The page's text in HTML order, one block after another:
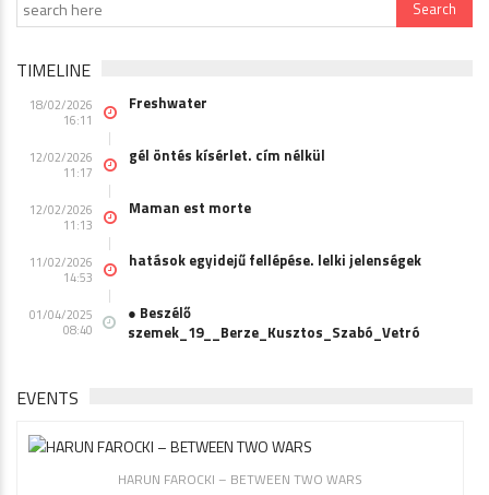
TIMELINE
18/02/2026
16:11
Freshwater
12/02/2026
11:17
gél öntés kísérlet. cím nélkül
12/02/2026
11:13
Maman est morte
11/02/2026
14:53
hatások egyidejű fellépése. lelki jelenségek
01/04/2025
08:40
● Beszélő
szemek_19__Berze_Kusztos_Szabó_Vetró
EVENTS
HARUN FAROCKI – BETWEEN TWO WARS